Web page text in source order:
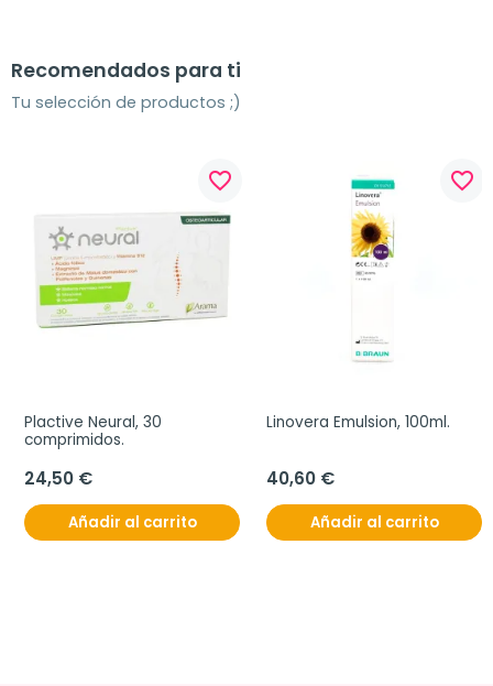
Recomendados para ti
Tu selección de productos ;)
favorite_border
Plactive Neural, 30
comprimidos.
24,50 €
Añadir al carrito
favorite_border
Linovera Emulsion, 100ml.
40,60 €
Añadir al carrito